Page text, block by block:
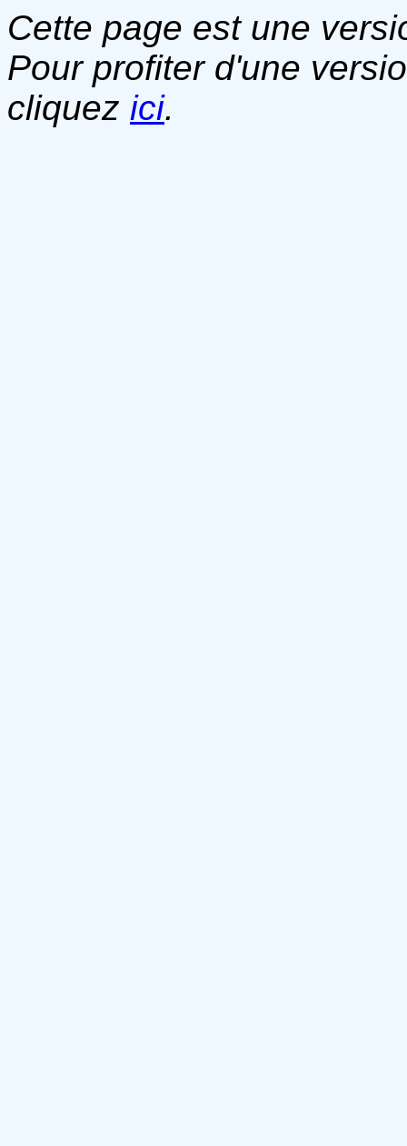
Cette page est une
Pour profiter d'une
cliquez ici.